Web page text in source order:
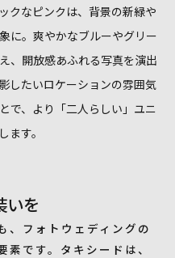
クなピンクは、背景の新緑や
に。爽やかなブルーやグリー
、開放感あふれる写真を演出
したいロケーションの雰囲気
で、より「二人らしい」ユニ
す。
いを
、フォトウェディングの
です。タキシードは、